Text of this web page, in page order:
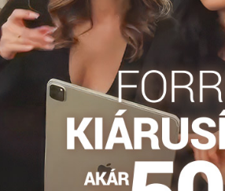
30-40 DEN-es Harisnyanadrág DEN
FacebookTwitterBlueskyPinterest